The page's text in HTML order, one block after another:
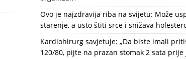
Ovo je najzdravija riba na svijetu: Može
starenje, a usto štiti srce i snižava
Kardiohirurg savjetuje: „Da biste imali
120/80, pijte na prazan stomak 2 sata